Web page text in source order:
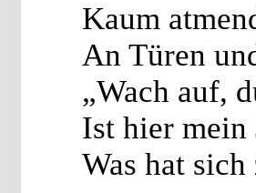
Kaum
An Türen
„Wach auf,
Ist hier mein
Was hat sich